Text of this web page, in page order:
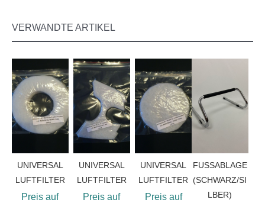
VERWANDTE ARTIKEL
UNIVERSAL
LUFTFILTER
Preis auf
UNIVERSAL
LUFTFILTER
Preis auf
UNIVERSAL
LUFTFILTER
Preis auf
FUSSABLAGE
(SCHWARZ/SI
LBER)